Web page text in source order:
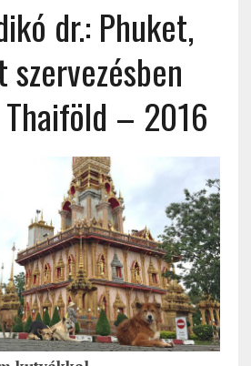
dr.: Phuket,
szervezésben
– 2016